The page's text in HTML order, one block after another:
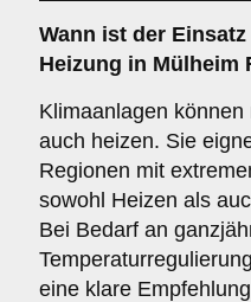
Wann ist der
Heizung in Mülheim
Klimaanlagen
auch heizen. Sie
Regionen mit
sowohl Heizen als
Bei Bedarf an
eine klare